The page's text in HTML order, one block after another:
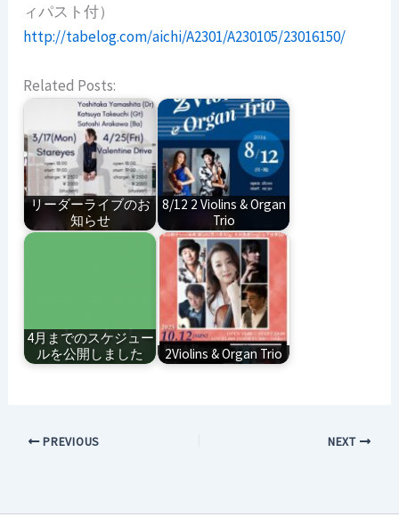
ィパスト付）
http://tabelog.com/aichi/A2301/A230105/23016150/
Related Posts:
リーダーライブのお
知らせ
8/12 2 Violins & Organ
Trio
4月までのスケジュー
ルを公開しました
2Violins & Organ Trio
PREVIOUS NEXT